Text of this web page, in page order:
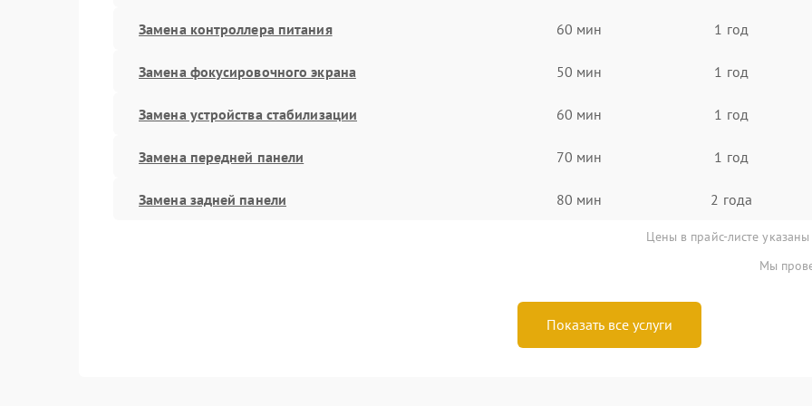
Замена контроллера питания 60 мин 1 год
Замена фокусировочного экрана 50 мин 1 год
Замена устройства стабилизации 60 мин 1 год
Замена передней панели 70 мин 1 год
Замена задней панели 80 мин 2 года
Цены в прайс-листе
Мы
Показать все услуги